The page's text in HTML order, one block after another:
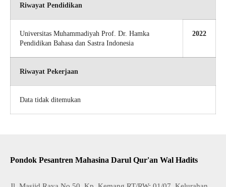
Riwayat Pendidikan
Universitas Muhammadiyah Prof. Dr. Hamka
Pendidikan Bahasa dan Sastra Indonesia
2022
Riwayat Pekerjaan
Data tidak ditemukan
Pondok Pesantren Mahasina Darul Qur'an Wal Hadits